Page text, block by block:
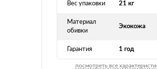
Вес упаковки 21 кг
Материал
обивки
Экокожа
Гарантия 1 год
посмотреть все